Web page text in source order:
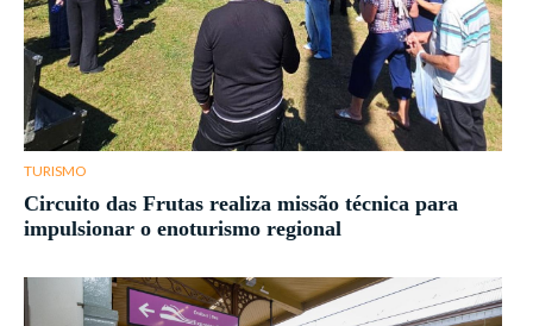
TURISMO
Circuito das Frutas realiza missão técnica para
impulsionar o enoturismo regional